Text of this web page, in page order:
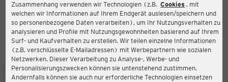
Zusammenhang verwenden wir Technologien (z.B. Cookies , mit
welchen wir Informationen auf Ihrem Endgerät auslesen/speichern und
so personenbezogene Daten verarbeiten), um Ihr Nutzungsverhalten zu
analysieren und Profile mit Nutzungsgewohnheiten basierend auf Ihrem
Surf- und Kaufverhalten zu erstellen. Wir teilen einzelne Informationen
(z.B. verschlüsselte E-Mailadressen) mit Werbepartnern wie sozialen
Netzwerken. Dieser Verarbeitung zu Analyse-, Werbe- und
Personalisierungszwecken können sie untenstehend zustimmen.
Andernfalls können sie auch nur erforderliche Technologien einsetzen
ERNSTING'S FAMILY FILIALE
Marktplatz 40
53773 Hennef (Sieg)
3,8
Bewertung:
STANDORT SERVICES SORTIMENT AKTIONEN